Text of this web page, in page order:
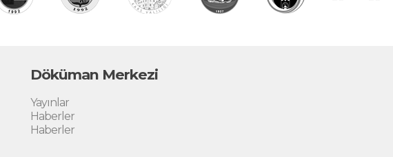
Döküman Merkezi
Yayınlar
Haberler
Haberler